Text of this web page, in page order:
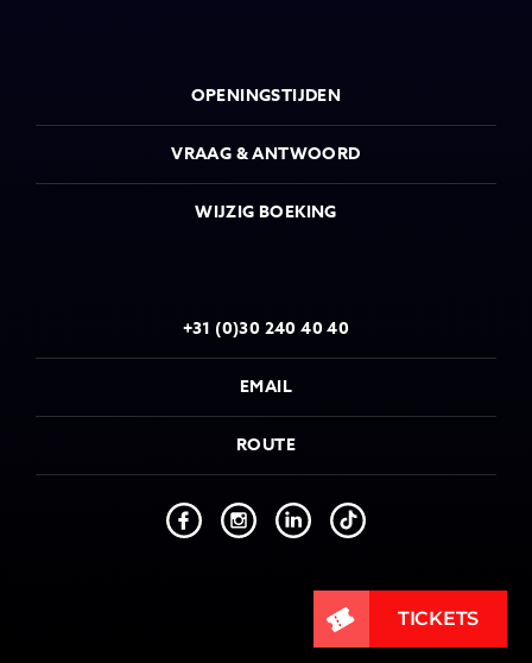
OPENINGSTIJDEN
VRAAG & ANTWOORD
WIJZIG BOEKING
+31 (0)30 240 40 40
EMAIL
ROUTE